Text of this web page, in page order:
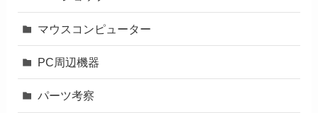
マウスコンピューター
PC周辺機器
パーツ考察